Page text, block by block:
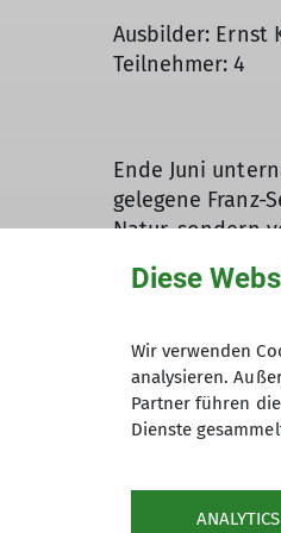
Ausbilder: Ernst
Teilnehmer: 4
Ende Juni
gelegene
Natur, sondern
Im Mittelpunkt
erfahrenen
Neben den
Sommerwand
umliegenden
Das Wetter
Neben den
Touren den
Diese
Wir verwenden
analysieren.
Partner führen
Dienste
ANALYTICS